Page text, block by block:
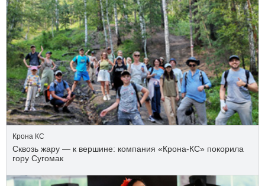
Крона КС
Сквозь жару — к вершине: компания «Крона‑КС» покорила
гору Сугомак